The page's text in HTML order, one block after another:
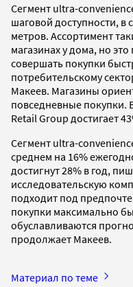
Сегмент ultra-
шаговой доступности, в
метров. Ассортимент
магазинах у дома, но
совершать покупки
потребительскому
Макеев. Магазины
повседневные покупки.
Retail Group достигает
Сегмент ultra-
среднем на 16%
достигнут 28% в год,
исследовательскую
подходит под
покупки максимально
обуславливаются
продолжает Макеев.
Материал по теме